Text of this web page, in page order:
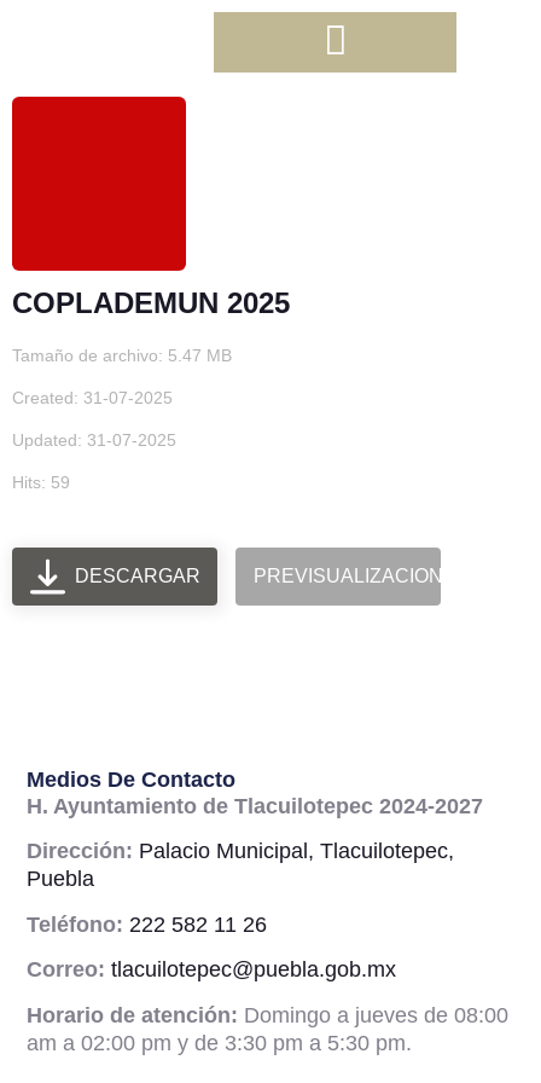
COPLADEMUN 2025
Tamaño de archivo: 5.47 MB
Created: 31-07-2025
Updated: 31-07-2025
Hits: 59
DESCARGAR PREVISUALIZACION
Medios De Contacto
H. Ayuntamiento de Tlacuilotepec 2024-2027
Dirección: Palacio Municipal, Tlacuilotepec,
Puebla
Teléfono: 222 582 11 26
Correo: tlacuilotepec@puebla.gob.mx
Horario de atención: Domingo a jueves de 08:00
am a 02:00 pm y de 3:30 pm a 5:30 pm.